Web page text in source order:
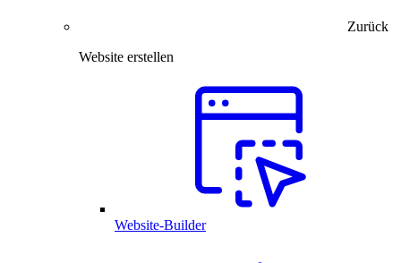
Zurück
Website erstellen
Website-Builder